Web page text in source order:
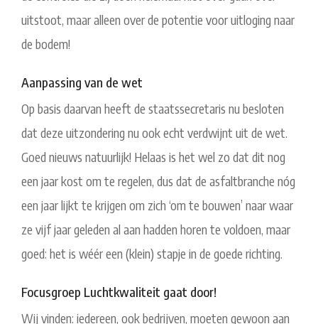
uitstoot, maar alleen over de potentie voor uitloging naar
de bodem!
Aanpassing van de wet
Op basis daarvan heeft de staatssecretaris nu besloten
dat deze uitzondering nu ook echt verdwijnt uit de wet.
Goed nieuws natuurlijk! Helaas is het wel zo dat dit nog
een jaar kost om te regelen, dus dat de asfaltbranche nóg
een jaar lijkt te krijgen om zich ‘om te bouwen’ naar waar
ze vijf jaar geleden al aan hadden horen te voldoen, maar
goed: het is wéér een (klein) stapje in de goede richting.
Focusgroep Luchtkwaliteit gaat door!
Wij vinden: iedereen, ook bedrijven, moeten gewoon aan